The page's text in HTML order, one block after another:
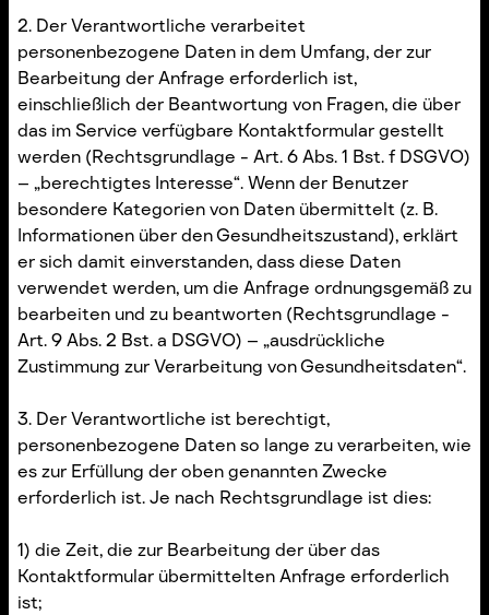
2. Der Verantwortliche verarbeitet
personenbezogene Daten in dem Umfang, der zur
Bearbeitung der Anfrage erforderlich ist,
einschließlich der Beantwortung von Fragen, die über
das im Service verfügbare Kontaktformular gestellt
werden (Rechtsgrundlage - Art. 6 Abs. 1 Bst. f DSGVO)
– „berechtigtes Interesse“. Wenn der Benutzer
besondere Kategorien von Daten übermittelt (z. B.
Informationen über den Gesundheitszustand), erklärt
er sich damit einverstanden, dass diese Daten
verwendet werden, um die Anfrage ordnungsgemäß zu
bearbeiten und zu beantworten (Rechtsgrundlage -
Art. 9 Abs. 2 Bst. a DSGVO) – „ausdrückliche
Zustimmung zur Verarbeitung von Gesundheitsdaten“.
3. Der Verantwortliche ist berechtigt,
personenbezogene Daten so lange zu verarbeiten, wie
es zur Erfüllung der oben genannten Zwecke
erforderlich ist. Je nach Rechtsgrundlage ist dies:
1) die Zeit, die zur Bearbeitung der über das
Kontaktformular übermittelten Anfrage erforderlich
ist;